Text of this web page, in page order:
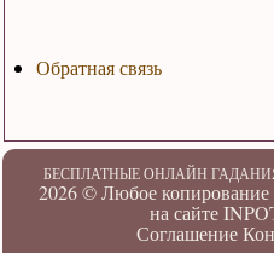
Обратная связь
БЕСПЛАТНЫЕ ОНЛАЙН
2026 ©Любое копирование
на сайте
Соглашение